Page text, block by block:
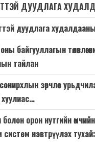
ДУУДЛАГА
дуудлага
байгууллагын
тайлан
зөрчлөөс
хуулиас…
болон орон нутгийн
систем нэвтрүүлэх тухай: